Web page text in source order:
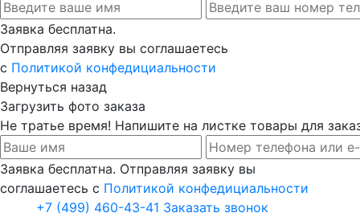
Заявка бесплатна.
Отправляя заявку вы соглашаетесь
с Политикой конфедициальности
Вернуться назад
Загрузить фото заказа
Не тратье время! Напишите на листке товары для
Заявка бесплатна. Отправляя заявку вы
соглашаетесь с Политикой конфедициальности
+7 (499) 460-43-41 Заказать звонок